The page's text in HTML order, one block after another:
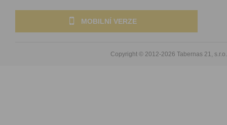
MOBILNÍ VERZE
Copyright © 2012-2026 Tabernas 21, s.r.o.